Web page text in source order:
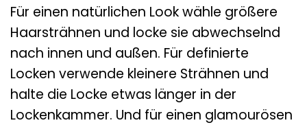
Für einen natürlichen Look wähle größere
Haarsträhnen und locke sie abwechselnd
nach innen und außen. Für definierte
Locken verwende kleinere Strähnen und
halte die Locke etwas länger in der
Lockenkammer. Und für einen glamourösen